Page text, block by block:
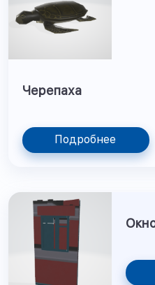
Черепаха
Подробнее